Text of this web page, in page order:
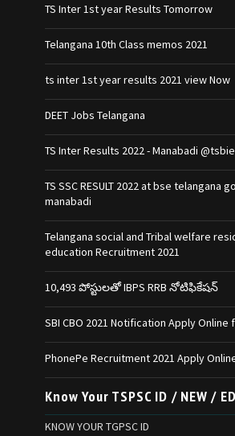
TS Inter 1st year Results Tomorrow
Telangana 10th Class memos 2021
ts inter 1st year results 2021 view Now
DEET Jobs Telangana
TS Inter Results 2022 - Manabadi
TS SSC RESULT 2022 at bse telangana
manabadi
Telangana social and Tribal welfare
education Recruitment 2021
10,493 పోస్టులతో IBPS RRB నోటిఫికేషన్‌
SBI CBO 2021 Notification Apply Online
PhonePe Recruitment 2021 Apply
Know Your TSPSC ID / NEW /
KNOW YOUR TGPSC ID